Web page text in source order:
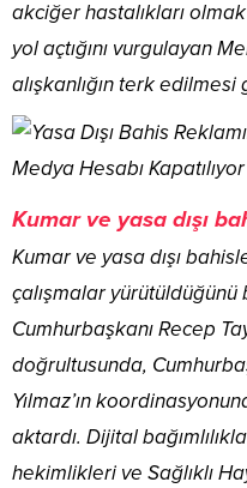
akciğer hastalıkları
yol açtığını vurgulayan
alışkanlığın terk
Kumar ve yasa dışı
Kumar ve yasa dışı
çalışmalar
Cumhurbaşkanı Recep
doğrultusunda,
Yılmaz’ın
aktardı. Dijital
hekimlikleri ve Sağlıklı